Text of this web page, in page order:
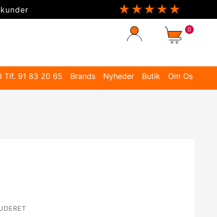
★★★★★
0
Tlf. 91 83 20 65 Brands Nyheder Butik Om Os